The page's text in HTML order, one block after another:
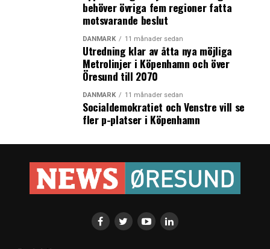
behöver övriga fem regioner fatta
motsvarande beslut
DANMARK 11 månader sedan
Utredning klar av åtta nya möjliga
Metrolinjer i Köpenhamn och över
Öresund till 2070
DANMARK 11 månader sedan
Socialdemokratiet och Venstre vill se
fler p-platser i Köpenhamn